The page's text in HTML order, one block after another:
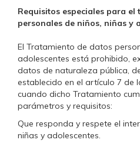
Requisitos especiales para
personales de niños, niñas y
El Tratamiento de datos
adolescentes está prohibido,
datos de naturaleza pública,
establecido en el artículo 7 de
cuando dicho Tratamiento
parámetros y requisitos:
Que responda y respete el
niñas y adolescentes.